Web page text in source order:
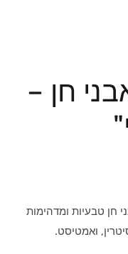
חן –
טבעיות ומדהימות
ואמטיסט.